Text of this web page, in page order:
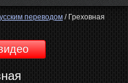
переводом / Греховная